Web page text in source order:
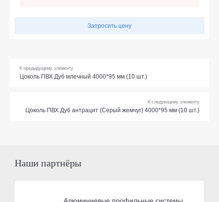
Запросить цену
К предыдущему элементу
Цоколь ПВХ Дуб млечный 4000*95 мм (10 шт.)
К следующему элементу
Цоколь ПВХ Дуб антрацит (Серый жемчуг) 4000*95 мм (10 шт.)
Наши партнёры